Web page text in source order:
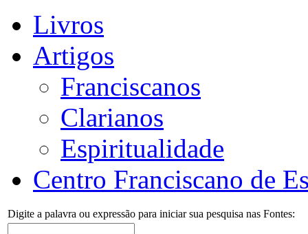
Livros
Artigos
Franciscanos
Clarianos
Espiritualidade
Centro Franciscano de
Digite a palavra ou expressão para iniciar sua pesquisa nas Fontes: